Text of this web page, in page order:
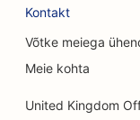
SEO
SEO
Kontakt
Võtke meiega
Meie kohta
United Kingdom